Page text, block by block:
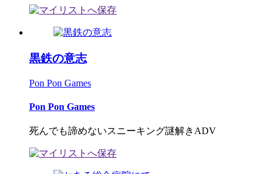
黒鉄の意志
Pon Pon Games
Pon Pon Games
死んでも諦めないスニーキング謎解きADV